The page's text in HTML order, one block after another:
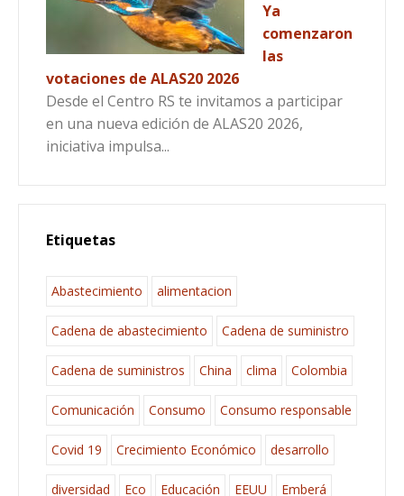
Ya
comenzaron
las
votaciones de ALAS20 2026
Desde el Centro RS te invitamos a participar
en una nueva edición de ALAS20 2026,
iniciativa impulsa...
Etiquetas
Abastecimiento alimentacion
Cadena de abastecimiento Cadena de suministro
Cadena de suministros China clima Colombia
Comunicación Consumo Consumo responsable
Covid 19 Crecimiento Económico desarrollo
diversidad Eco Educación EEUU Emberá